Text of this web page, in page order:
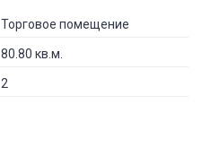
Торговое помещение
80.80 кв.м.
2